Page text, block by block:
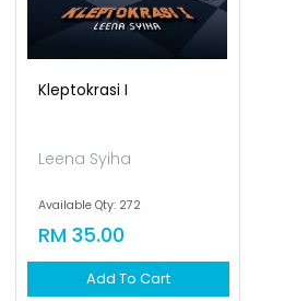
Kleptokrasi I
Leena Syiha
Available Qty: 272
RM 35.00
Add To Cart